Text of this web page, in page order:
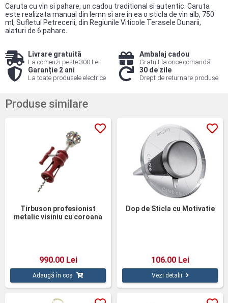
Caruta cu vin si pahare, un cadou traditional si autentic. Caruta
este realizata manual din lemn si are in ea o sticla de vin alb, 750
ml, Sufletul Petrecerii, din Regiunile Viticole Terasele Dunarii,
alaturi de 6 pahare.
Livrare gratuită
La comenzi peste 300 Lei
Ambalaj cadou
Gratuit la orice comandă
Garanție 2 ani
La toate produsele electrice
30 de zile
Drept de returnare produse
Produse similare
Tirbuson profesionist
metalic visiniu cu coroana
990.00 Lei
Adaugă în coș
Dop de Sticla cu Motivatie
106.00 Lei
Vezi detalii